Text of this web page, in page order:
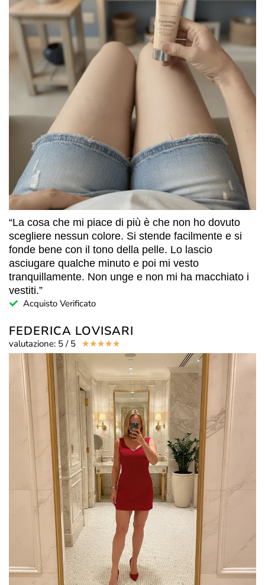
“La cosa che mi piace di più è che non ho dovuto
scegliere nessun colore. Si stende facilmente e si
fonde bene con il tono della pelle. Lo lascio
asciugare qualche minuto e poi mi vesto
tranquillamente. Non unge e non mi ha macchiato i
vestiti.”
Acquisto Verificato
FEDERICA LOVISARI
valutazione: 5 / 5 ☆☆☆☆☆